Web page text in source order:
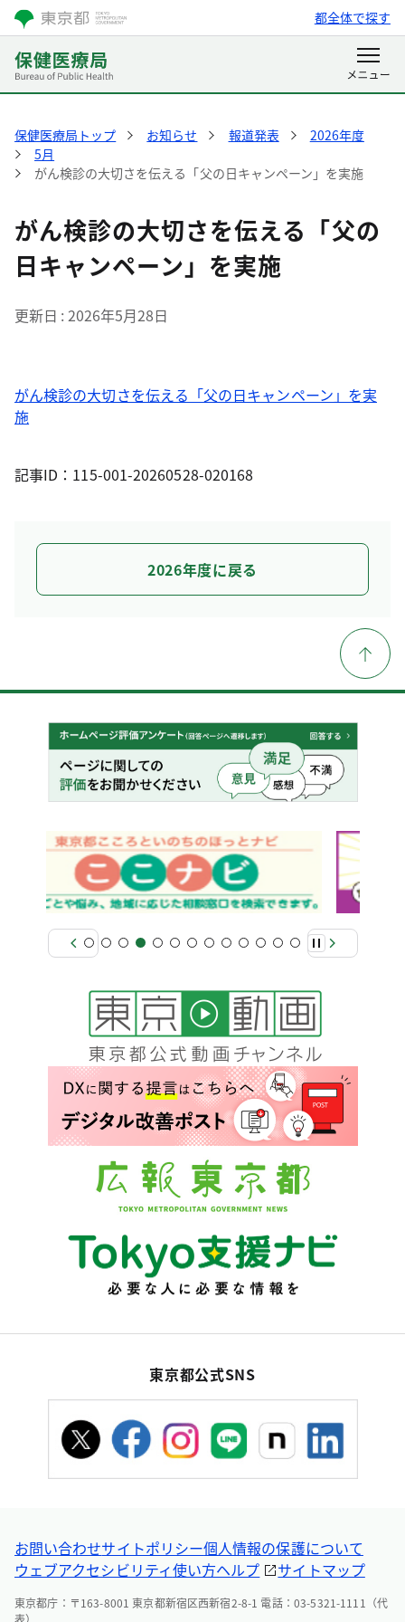
都全体で探す
保健医療局トップ お知らせ 報道発表
2026年度
5月
がん検診の大切さを伝える「父の日キャンペーン」を実施
がん検診の大切さを伝える「父の
日キャンペーン」を実施
更新日 2026年5月28日
がん検診の大切さを伝える「父の日キャンペーン」を実
施
記事ID：115-001-20260528-020168
2026年度に戻る
東京都公式SNS
お問い合わせサイトポリシー個人情報の保護について
ウェブアクセシビリティ使い方ヘルプ サイトマップ
東京都庁：〒163-8001 東京都新宿区西新宿2-8-1 電話：03-5321-1111（代
表）